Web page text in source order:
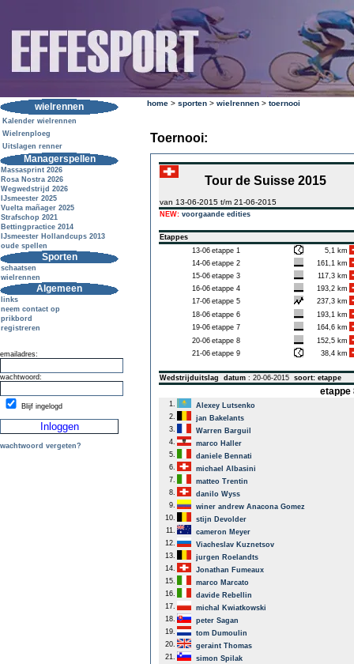
wielrennen
Kalender wielrennen
Wielrenploeg
Uitslagen renner
Managerspellen
Massasprint 2026
Rosa Nostra 2026
Wegwedstrijd 2026
IJsmeester 2025
Vuelta mañager 2025
Strafschop 2021
Bettingpractice 2014
IJsmeester Hollandcups 2013
oude spellen
Sporten
schaatsen
wielrennen
Algemeen
links
neem contact op
prikbord
registreren
emailadres:
wachtwoord:
Blijf ingelogd
wachtwoord vergeten?
home > sporten > wielrennen > toernooi
Toernooi:
Tour de Suisse 2015
van 13-06-2015 t/m 21-06-2015
NEW: voorgaande edities
Etappes
13-06 etappe 1
5,1 km
14-06 etappe 2
161,1 km
15-06 etappe 3
117,3 km
16-06 etappe 4
193,2 km
17-06 etappe 5
237,3 km
18-06 etappe 6
193,1 km
19-06 etappe 7
164,6 km
20-06 etappe 8
152,5 km
21-06 etappe 9 38,4 km
Wedstrijduitslag datum : 20-06-2015 soort: etappe
etappe
1.
Alexey Lutsenko
2.
jan Bakelants
3.
Warren Barguil
4.
marco Haller
5.
daniele Bennati
6.
michael Albasini
7.
matteo Trentin
8.
danilo Wyss
9.
winer andrew Anacona Gomez
10.
stijn Devolder
11.
cameron Meyer
12.
Viacheslav Kuznetsov
13.
jurgen Roelandts
14.
Jonathan Fumeaux
15.
marco Marcato
16.
davide Rebellin
17.
michal Kwiatkowski
18.
peter Sagan
19.
tom Dumoulin
20.
geraint Thomas
21.
simon Spilak